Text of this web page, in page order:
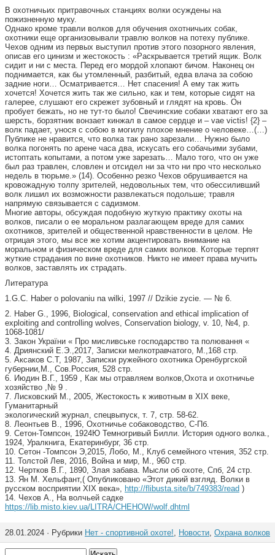
В охотничьих притравочных станциях волки осуждены на
пожизненную муку.
Однако кроме травли волков для обучения охотничьих собак,
охотники еще организовывали травлю волков на потеху публике.
Чехов одним из первых выступил против этого позорного явления,
описав его цинизм и жестокость : «Раскрывается третий ящик. Волк
сидит и ни с места. Перед его мордой хлопают бичом. Наконец он
поднимается, как бы утомленный, разбитый, едва влача за собою
задние ноги… Осматривается… Нет спасения! А ему так жить
хочется! Хочется жить так же сильно, как и тем, которые сидят на
галерее, слушают его скрежет зубовный и глядят на кровь. Он
пробует бежать, но не тут-то было! Свечинские собаки хватают его за
шерсть, борзятник вонзает кинжал в самое сердце и – vae victis! {2} –
волк падает, унося с собою в могилу плохое мнение о человеке…(…)
Публике не нравится, что волка так рано зарезали… Нужно было
волка погонять по арене часа два, искусать его собачьими зубами,
истоптать копытами, а потом уже зарезать… Мало того, что он уже
был раз травлен, словлен и отсидел ни за что ни про что несколько
недель в тюрьме.» (14). Особенно резко Чехов обрушивается на
кровожадную толпу зрителей, недовольных тем, что обессиливший
волк лишил их возможности развлекаться подольше; травля
напрямую связывается с садизмом.
Многие авторы, обсуждая подобную жуткую практику охоты на
волков, писали о ее моральном разлагающем вреде для самих
охотников, зрителей и общественной нравственности в целом. Не
отрицая этого, мы все же хотим акцентировать внимание на
моральном и физическом вреде для самих волков. Которые терпят
жуткие страдания по вине охотников. Никто не имеет права мучить
волков, заставлять их страдать.
Литература
1.G.C. Haber o polovaniu na wilki, 1997 // Dzikie zycie. — № 6.
2. Haber G., 1996, Biological, conservation and ethical implication of
exploiting and controlling wolves, Conservation biology, v. 10, №4, p.
1068-1081/
3. Закон України « Про мисливське господарство та полювання «
4. Дриянский Е.Э.,2017, Записки мелкотравчатого, М.,168 стр.
5. Аксаков С.Т, 1987, Записки ружейного охотника Оренбургской
губернии,М., Сов.Россия, 528 стр.
6. Июдин В.Г., 1959 , Как мы отравляем волков,Охота и охотничье
хозяйство ,№ 9 .
7. Лисковский М., 2005, Жестокость к животным в XIX веке,
Гуманитарный
экологический журнал, спецвыпуск, т. 7, стр. 58-62.
8. Леонтьев В., 1996, Охотничье собаководство, С-Пб.
9. Сетон-Томпсон, 1924Ю Темногривый Билли. История одного волка.,
1924, Уралкнига, Екатеринбург, 36 стр.
10. Сетон -Томпсон Э,2015, Лобо, М., Клуб семейного чтения, 352 стр.
11. Толстой Лев, 2016, Война и мир, М., 960 стр.
12. Чертков В.Г., 1890, Злая забава. Мысли об охоте, Спб, 24 стр.
13. Ян М. Хельфант,( Опубликовано «Этот дикий взгляд. Волки в
русском восприятии XIX века», http://flibusta.site/b/749383/read )
14. Чехов А., На волчьей садке
https://lib.misto.kiev.ua/LITRA/CHEHOW/wolf.dhtml
28.01.2024 · Рубрики Нет - спортивной охоте!, Новости, Охрана волков